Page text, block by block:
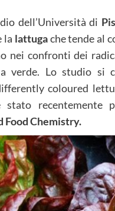
dell’Università di
la lattugache tende al
nei confronti dei
verde. Lo studio si
coloured
recentemente
Food Chemistry.